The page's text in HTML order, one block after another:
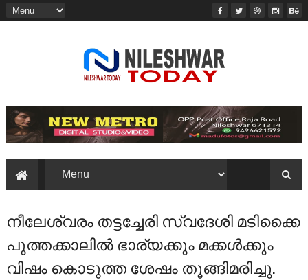
നീലേശ്വരം തട്ടച്ചേരി സ്വദേശി മടിക്കൈ
പൂത്തക്കാലിൽ ഭാര്യക്കും മക്കൾക്കും
വിഷം കൊടുത്ത ശേഷം തൂങ്ങിമരിച്ചു.